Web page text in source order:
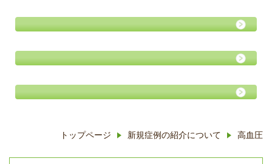
トップページ 新規症例の紹介について 高血圧